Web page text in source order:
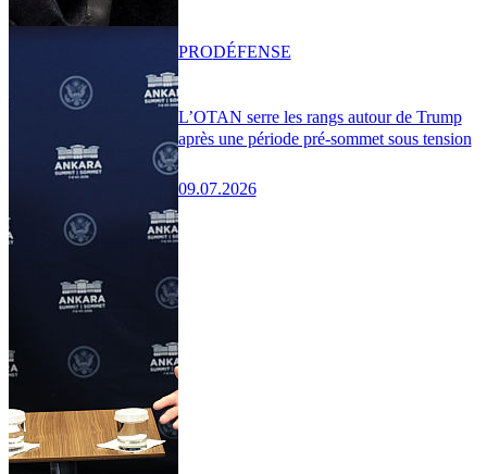
L’OTAN serre les rangs autour de Trump
après une période pré-sommet sous tension
09.07.2026
PRODÉFENSE